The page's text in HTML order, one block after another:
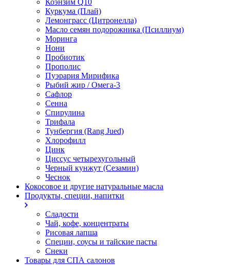
Коэнзим Q10
Куркума (Плай)
Лемонграсс (Цитронелла)
Масло семян подорожника (Псиллиум)
Моринга
Нони
Пробиотик
Прополис
Пуэрария Мирифика
Рыбий жир / Омега-3
Сафлор
Сенна
Спирулина
Трифала
Тунбергия (Rang Jued)
Хлорофилл
Цинк
Циссус четырехугольный
Черный кунжут (Сезамин)
Чеснок
Кокосовое и другие натуральные масла
Продукты, специи, напитки
Сладости
Чай, кофе, концентраты
Рисовая лапша
Специи, соусы и тайские пасты
Снеки
Товары для СПА салонов